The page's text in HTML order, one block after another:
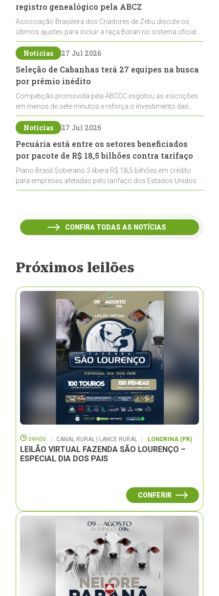
registro genealógico pela ABCZ
Associação Brasileira dos Criadores de Zebu discute os
últimos ajustes para incluir a raça Boran no sistema oficial
de registros, abrindo caminho para sua expansão na
pecuária nacional
Notícias 27 Jul 2026
Seleção de Cabanhas terá 27 equipes na busca
por prêmio inédito
Competição promovida pela ABCCC esgotou as inscrições
em menos de sete minutos e reforça o investimento das
cabanhas na seleção genética de Cavalos Crioulos voltados
ao laço
Notícias 27 Jul 2026
Pecuária está entre os setores beneficiados
por pacote de R$ 18,5 bilhões contra tarifaço
Plano Brasil Soberano 3 libera R$ 18,5 bilhões em crédito
para empresas afetadas pelo tarifaço dos Estados Unidos e
inclui a pecuária entre os setores estratégicos
CONFIRA TODAS AS NOTÍCIAS
Próximos leilões
09H00 CANAL RURAL | LANCE RURAL LONDRINA (PR)
LEILÃO VIRTUAL FAZENDA SÃO LOURENÇO –
ESPECIAL DIA DOS PAIS
CONFERIR